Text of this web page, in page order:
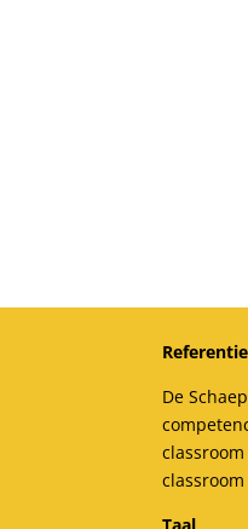
Referentie
De